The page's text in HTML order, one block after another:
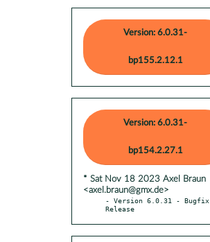
Version: 6.0.31-
bp155.2.12.1
Version: 6.0.31-
bp154.2.27.1
* Sat Nov 18 2023 Axel Braun
<axel.braun@gmx.de>
- Version 6.0.31 - Bugfix
Release